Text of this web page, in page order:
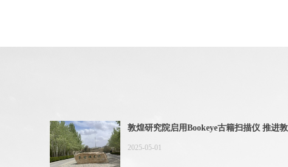
敦煌研究院启用Bookeye古籍扫描仪 推进
2025-05-01